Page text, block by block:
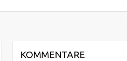
KOMMENTARE